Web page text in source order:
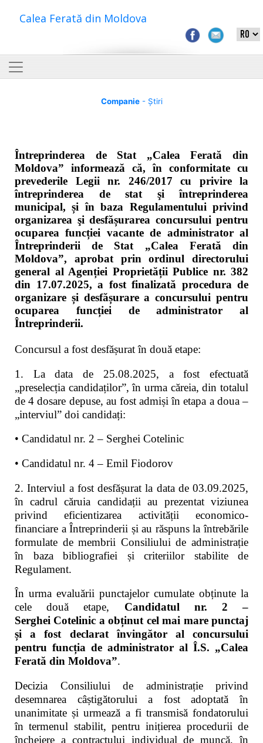
Calea Ferată din Moldova
Companie- Știri
Întreprinderea de Stat „Calea Ferată din
Moldova” informează că, în conformitate cu
prevederile Legii nr. 246/2017 cu privire la
întreprinderea de stat şi întreprinderea
municipal, și în baza Regulamentului privind
organizarea şi desfășurarea concursului pentru
ocuparea funcției vacante de administrator al
Întreprinderii de Stat „Calea Ferată din
Moldova”, aprobat prin ordinul directorului
general al Agenției Proprietății Publice nr. 382
din 17.07.2025, a fost finalizată procedura de
organizare și desfășurare a concursului pentru
ocuparea funcției de administrator al
Întreprinderii.
Concursul a fost desfășurat în două etape:
1. La data de 25.08.2025, a fost efectuată
„preselecția candidaților”, în urma căreia, din totalul
de 4 dosare depuse, au fost admiși în etapa a doua –
„interviul” doi candidați:
• Candidatul nr. 2 – Serghei Cotelinic
• Candidatul nr. 4 – Emil Fiodorov
2. Interviul a fost desfășurat la data de 03.09.2025,
în cadrul căruia candidații au prezentat viziunea
privind eficientizarea activității economico-
financiare a Întreprinderii și au răspuns la întrebările
formulate de membrii Consiliului de administrație
în baza bibliografiei și criteriilor stabilite de
Regulament.
În urma evaluării punctajelor cumulate obținute la
cele două etape, Candidatul nr. 2 –
Serghei Cotelinic a obținut cel mai mare punctaj
și a fost declarat învingător al concursului
pentru funcția de administrator al Î.S. „Calea
Ferată din Moldova”.
Decizia Consiliului de administrație privind
desemnarea câștigătorului a fost adoptată în
unanimitate și urmează a fi transmisă fondatorului
în termenul stabilit, pentru inițierea procedurii de
încheiere a contractului individual de muncă, în